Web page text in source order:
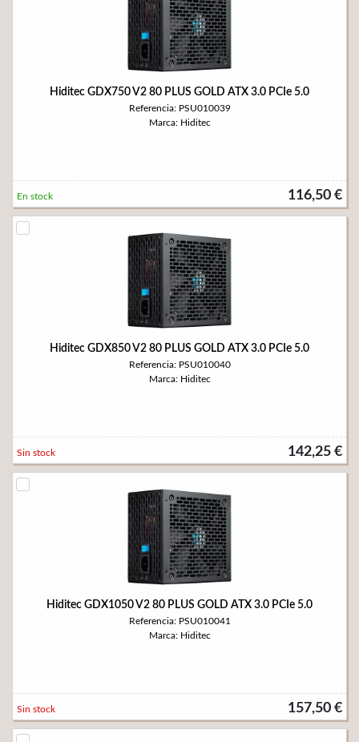
Hiditec GDX750 V2 80 PLUS GOLD ATX 3.0 PCIe 5.0
Referencia: PSU010039
Marca: Hiditec
116,50 €
En stock
Hiditec GDX850 V2 80 PLUS GOLD ATX 3.0 PCIe 5.0
Referencia: PSU010040
Marca: Hiditec
142,25 €
Sin stock
Hiditec GDX1050 V2 80 PLUS GOLD ATX 3.0 PCIe 5.0
Referencia: PSU010041
Marca: Hiditec
157,50 €
Sin stock